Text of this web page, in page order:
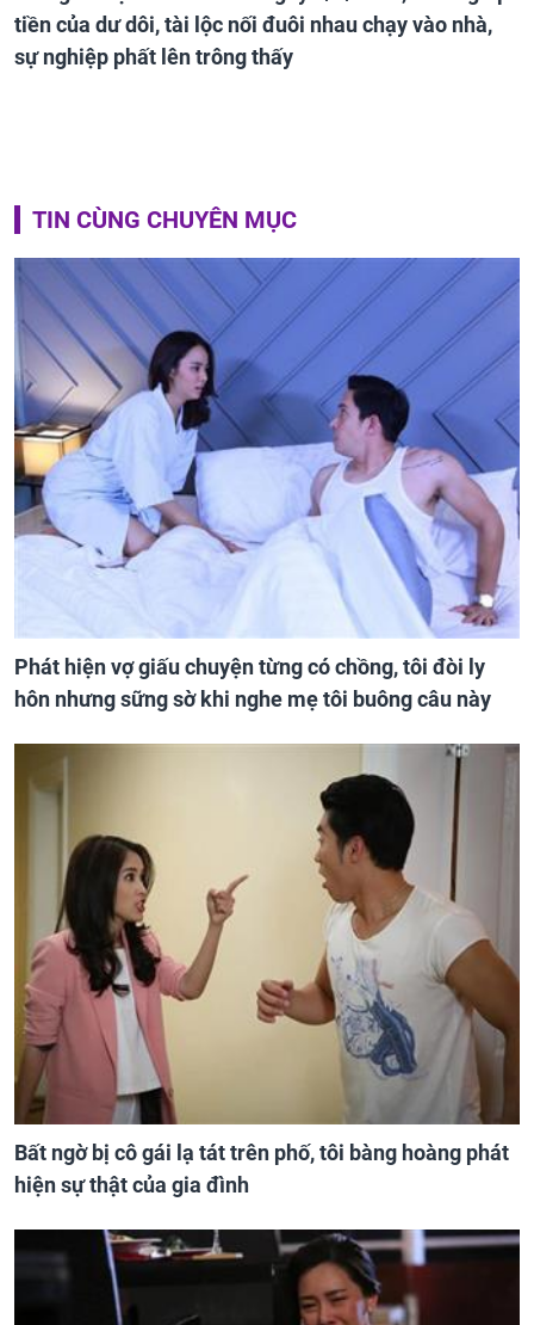
tiền của dư dôi, tài lộc nối đuôi nhau chạy vào nhà,
sự nghiệp phất lên trông thấy
TIN CÙNG CHUYÊN MỤC
Phát hiện vợ giấu chuyện từng có chồng, tôi đòi ly
hôn nhưng sững sờ khi nghe mẹ tôi buông câu này
Bất ngờ bị cô gái lạ tát trên phố, tôi bàng hoàng phát
hiện sự thật của gia đình